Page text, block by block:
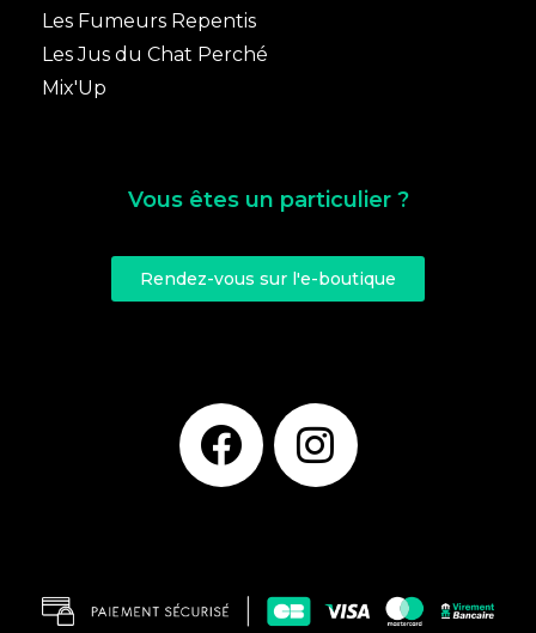
Les Fumeurs Repentis
Les Jus du Chat Perché
Mix'Up
Vous êtes un particulier ?
Rendez-vous sur l'e-boutique